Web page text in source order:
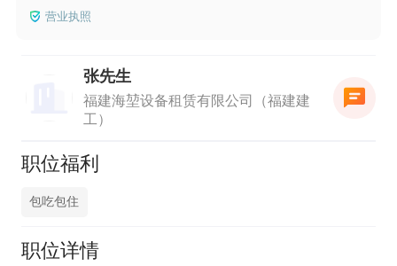
营业执照
张先生
福建海堃设备租赁有限公司（福建建
工）
职位福利
包吃包住
职位详情